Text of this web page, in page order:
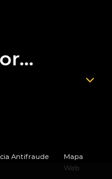
Antifraude
Mapa
Web